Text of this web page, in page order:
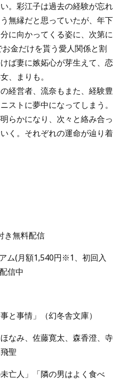
。彩江子は過去の経験が忘れ
無縁だと思っていたが、年下
に向かってくる姿に、次第に
金だけを貰う愛人関係と割
ば妻に嫉妬心が芽生えて、恋
、まりも。
経営者、流奈もまた、経験豊
ストに夢中になってしまう。
らかになり、次々と絡み合っ
く。それぞれの運命が辿り着
き無料配信
ム(月額1,540円※1、初回入
信中
と事情」（幻冬舎文庫）
なみ、佐藤寛太、森香澄、寺
聖
未亡人」「隣の男はよく食べ